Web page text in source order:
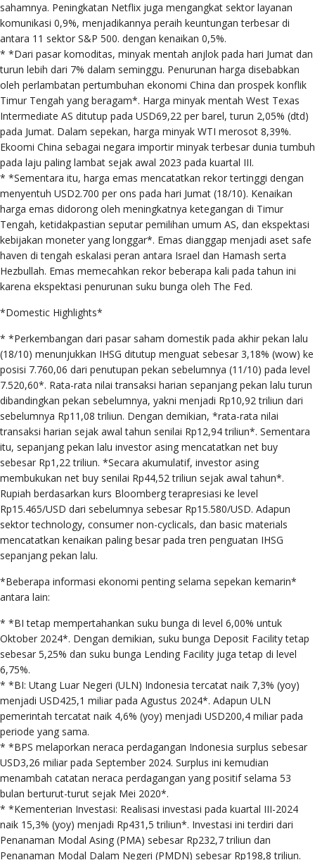
sahamnya. Peningkatan Netflix juga mengangkat sektor layanan
komunikasi 0,9%, menjadikannya peraih keuntungan terbesar di
antara 11 sektor S&P 500. dengan kenaikan 0,5%.
* *Dari pasar komoditas, minyak mentah anjlok pada hari Jumat dan
turun lebih dari 7% dalam seminggu. Penurunan harga disebabkan
oleh perlambatan pertumbuhan ekonomi China dan prospek konflik
Timur Tengah yang beragam*. Harga minyak mentah West Texas
Intermediate AS ditutup pada USD69,22 per barel, turun 2,05% (dtd)
pada Jumat. Dalam sepekan, harga minyak WTI merosot 8,39%.
Ekoomi China sebagai negara importir minyak terbesar dunia tumbuh
pada laju paling lambat sejak awal 2023 pada kuartal III.
* *Sementara itu, harga emas mencatatkan rekor tertinggi dengan
menyentuh USD2.700 per ons pada hari Jumat (18/10). Kenaikan
harga emas didorong oleh meningkatnya ketegangan di Timur
Tengah, ketidakpastian seputar pemilihan umum AS, dan ekspektasi
kebijakan moneter yang longgar*. Emas dianggap menjadi aset safe
haven di tengah eskalasi peran antara Israel dan Hamash serta
Hezbullah. Emas memecahkan rekor beberapa kali pada tahun ini
karena ekspektasi penurunan suku bunga oleh The Fed.
*Domestic Highlights*
* *Perkembangan dari pasar saham domestik pada akhir pekan lalu
(18/10) menunjukkan IHSG ditutup menguat sebesar 3,18% (wow) ke
posisi 7.760,06 dari penutupan pekan sebelumnya (11/10) pada level
7.520,60*. Rata-rata nilai transaksi harian sepanjang pekan lalu turun
dibandingkan pekan sebelumnya, yakni menjadi Rp10,92 triliun dari
sebelumnya Rp11,08 triliun. Dengan demikian, *rata-rata nilai
transaksi harian sejak awal tahun senilai Rp12,94 triliun*. Sementara
itu, sepanjang pekan lalu investor asing mencatatkan net buy
sebesar Rp1,22 triliun. *Secara akumulatif, investor asing
membukukan net buy senilai Rp44,52 triliun sejak awal tahun*.
Rupiah berdasarkan kurs Bloomberg terapresiasi ke level
Rp15.465/USD dari sebelumnya sebesar Rp15.580/USD. Adapun
sektor technology, consumer non-cyclicals, dan basic materials
mencatatkan kenaikan paling besar pada tren penguatan IHSG
sepanjang pekan lalu.
*Beberapa informasi ekonomi penting selama sepekan kemarin*
antara lain:
* *BI tetap mempertahankan suku bunga di level 6,00% untuk
Oktober 2024*. Dengan demikian, suku bunga Deposit Facility tetap
sebesar 5,25% dan suku bunga Lending Facility juga tetap di level
6,75%.
* *BI: Utang Luar Negeri (ULN) Indonesia tercatat naik 7,3% (yoy)
menjadi USD425,1 miliar pada Agustus 2024*. Adapun ULN
pemerintah tercatat naik 4,6% (yoy) menjadi USD200,4 miliar pada
periode yang sama.
* *BPS melaporkan neraca perdagangan Indonesia surplus sebesar
USD3,26 miliar pada September 2024. Surplus ini kemudian
menambah catatan neraca perdagangan yang positif selama 53
bulan berturut-turut sejak Mei 2020*.
* *Kementerian Investasi: Realisasi investasi pada kuartal III-2024
naik 15,3% (yoy) menjadi Rp431,5 triliun*. Investasi ini terdiri dari
Penanaman Modal Asing (PMA) sebesar Rp232,7 triliun dan
Penanaman Modal Dalam Negeri (PMDN) sebesar Rp198,8 triliun.